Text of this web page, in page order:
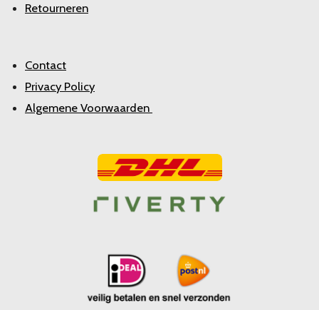
Retourneren
Contact
Privacy Policy
Algemene Voorwaarden